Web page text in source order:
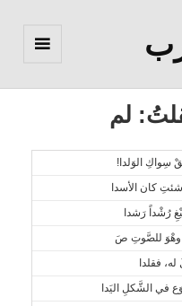
لم
سِواكِ الوَلدا!
شئتِ كان الأسدا
رُشْداً رَشدا
وهْوَ للصَّوتِ صَ
له، فقلدا
في الشَّكلِ اليَدا